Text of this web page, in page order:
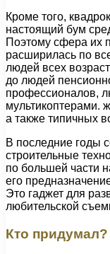
Кроме того,
настоящий бум
Поэтому сфера их
расширилась по
людей всех
до людей
профессионалов,
мультикоптерами.
а также типичных
В последние годы
строительные
по большей части
его
Это гаджет для
любительской
Кто придумал?